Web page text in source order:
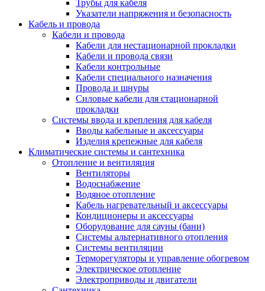
Трубы для кабеля
Указатели напряжения и безопасность
Кабель и провода
Кабели и провода
Кабели для нестационарной прокладки
Кабели и провода связи
Кабели контрольные
Кабели специального назначения
Провода и шнуры
Силовые кабели для стационарной
прокладки
Системы ввода и крепления для кабеля
Вводы кабельные и аксессуары
Изделия крепежные для кабеля
Климатические системы и сантехника
Отопление и вентиляция
Вентиляторы
Водоснабжение
Водяное отопление
Кабель нагревательный и аксессуары
Кондиционеры и аксессуары
Оборудование для сауны (бани)
Системы альтернативного отопления
Системы вентиляции
Терморегуляторы и управление обогревом
Электрическое отопление
Электроприводы и двигатели